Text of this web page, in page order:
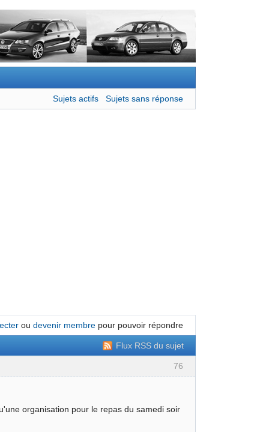
Sujets actifs Sujets sans réponse
ou devenir membrepour pouvoir répondre
Flux RSS du sujet
76
organisation pour le repas du samedi soir